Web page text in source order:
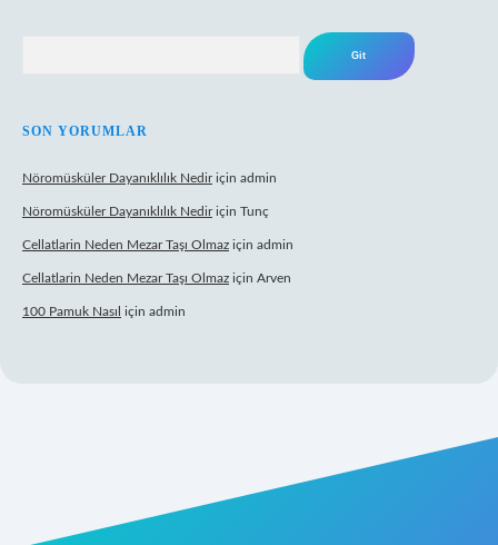
SON YORUMLAR
Nöromüsküler Dayanıklılık Nediriçin admin
Nöromüsküler Dayanıklılık Nediriçin Tunç
Cellatlarin Neden Mezar Taşı Olmaz için admin
Cellatlarin Neden Mezar Taşı Olmaz için Arven
100 Pamuk Nasıl için admin